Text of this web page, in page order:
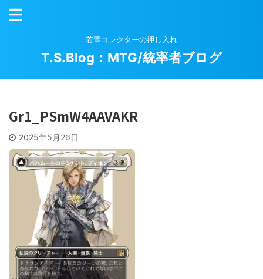
若輩コレクターの押し入れ
T.S.Blog：MTG/統率者ブログ
Gr1_PSmW4AAVAKR
2025年5月26日